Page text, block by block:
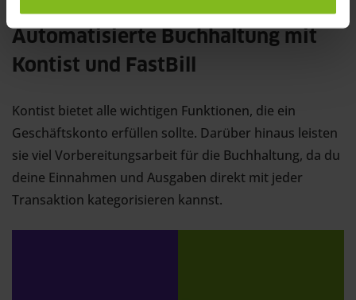
Automatisierte Buchhaltung mit
Kontist und FastBill
Kontist bietet alle wichtigen Funktionen, die ein
Geschäftskonto erfüllen sollte. Darüber hinaus leisten
sie viel Vorbereitungsarbeit für die Buchhaltung, da du
deine Einnahmen und Ausgaben direkt mit jeder
Transaktion kategorisieren kannst.